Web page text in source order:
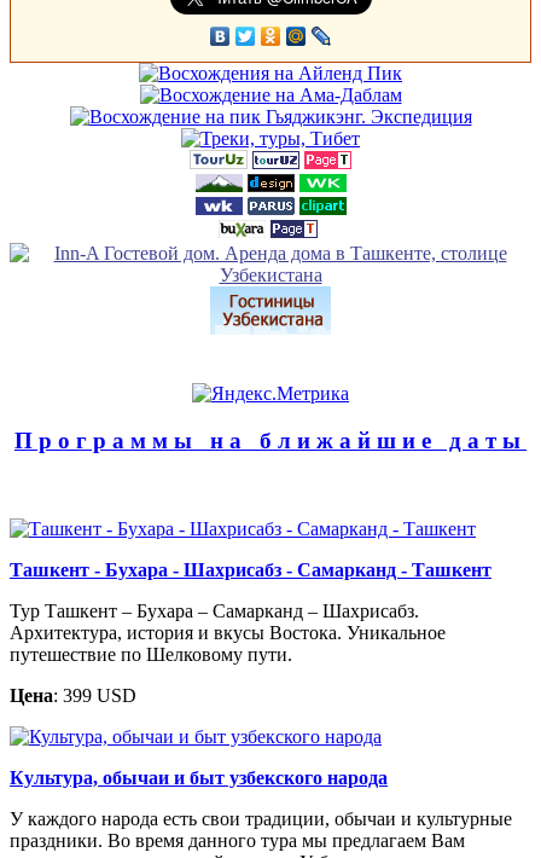
Программы на ближайшие даты
Ташкент - Бухара - Шахрисабз - Самарканд - Ташкент
Тур Ташкент – Бухара – Самарканд – Шахрисабз.
Архитектура, история и вкусы Востока. Уникальное
путешествие по Шелковому пути.
Цена: 399 USD
Культура, обычаи и быт узбекского народа
У каждого народа есть свои традиции, обычаи и культурные
праздники. Во время данного тура мы предлагаем Вам